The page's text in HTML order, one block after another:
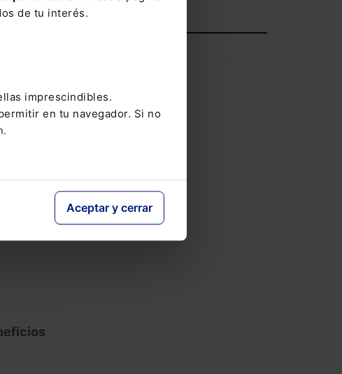
de tu interés.
imprescindibles.
en tu navegador. Si no
Aceptar y cerrar
con un